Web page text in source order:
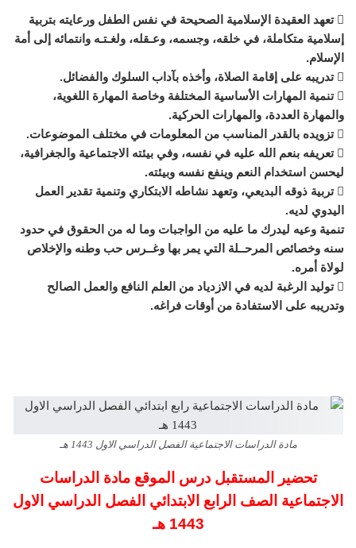
 تعهد العقيدة الإسلامية الصحيحة في نفس الطفل ورعايته بتربية
إسلامية متكاملة، في خلقه، وجسمه، وعـقله، ولغـتـه وانتمائه إلى أمة
الإسلام.
 تدريبه على إقامة الصلاة، وأخذه بآداب السلوك والفضائل.
 تنمية المهارات الأساسية المختلفة وخاصة المهارة اللغوية،
والمهارة العددة، والمهارات الحركية.
 تزويده بالقدر المناسب من المعلومات في مختلف الموضوعات.
 تعريفه بنعم الله عليه في نفسه، وفي بيئته الاجتماعية والجغرافية،
ليحسن استخدام النعم وينفع نفسه وبيئته.
 تربية ذوقه البديعي، وتعهد نشاطه الابتكاري وتنمية تقدير العمل
اليدوي لديه.
تنمية وعيه ليدرك ما عليه من الواجبات وما له من الحقوق في حدود
سنه وخصائص المرحــلة التي يمر بها وغــرس حب وطنه والإخلاص
لولاة أمره.
 توليد الرغبة لديه في الازدياد من العلم النافع والعمل الصالح
وتدريبه على الاستفادة من أوقات فراغه.
مادة الدراسات الاجتماعية الفصل الدراسي الاول 1443 هـ
تحضير المستقبل درس الموقع مادة الدراسات
الاجتماعية الصف الرابع الابتدائي الفصل الدراسي الاول
1443 هـ